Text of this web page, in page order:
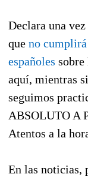
Declara una
que no
españoles sobre
aquí, mientras
seguimos
ABSOLUTO A
Atentos a la
En las noticias,